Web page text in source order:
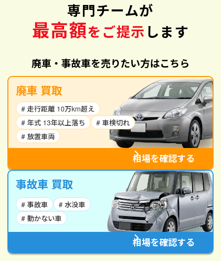
専門チームが
最高額をご提示 します
廃車・事故車を売りたい方はこちら
廃車 買取
# 走行距離 10万km超え
# 年式 13年以上落ち
# 車検切れ
# 放置車両
相場を確認する
事故車 買取
# 事故車
# 水没車
# 動かない車
相場を確認する